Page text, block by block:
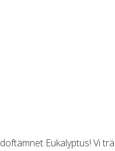
Eukalyptus! Vi